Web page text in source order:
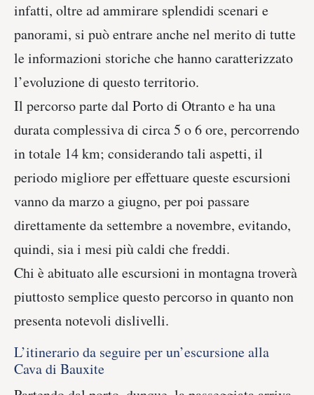
infatti, oltre ad ammirare splendidi scenari e
panorami, si può entrare anche nel merito di tutte
le informazioni storiche che hanno caratterizzato
l’evoluzione di questo territorio.
Il percorso parte dal Porto di Otranto e ha una
durata complessiva di circa 5 o 6 ore, percorrendo
in totale 14 km; considerando tali aspetti, il
periodo migliore per effettuare queste escursioni
vanno da marzo a giugno, per poi passare
direttamente da settembre a novembre, evitando,
quindi, sia i mesi più caldi che freddi.
Chi è abituato alle escursioni in montagna troverà
piuttosto semplice questo percorso in quanto non
presenta notevoli dislivelli.
L’itinerario da seguire per un’escursione alla
Cava di Bauxite